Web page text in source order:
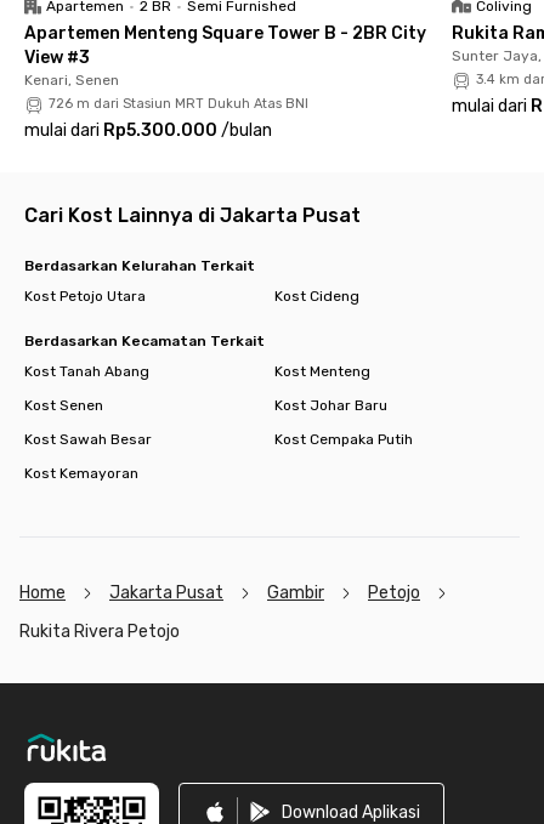
kamu gunakan apabila membawa kendaraan pribadi. Jadi,
sudah tidak sabar untuk tinggal di hunian yang strategis dan
nyaman seperti di Rukita Rivera Petojo ini? Langsung saja
booking online kamar pilihanmu sebelum kehabisan!
Apartemen • 2 BR • Semi Furnished
Apartemen Menteng Square Tower B - 2BR City
View #3
Kenari, Senen
726 m dari Stasiun MRT Dukuh Atas BNI
mulai dari Rp5.300.000 /bulan
Coliving
Rukita
Sunter Jaya,
3.4 km
mulai dari
Cari Kost Lainnya di Jakarta Pusat
Berdasarkan Kelurahan Terkait
Kost Petojo Utara
Kost Cideng
Berdasarkan Kecamatan Terkait
Kost Tanah Abang
Kost Menteng
Kost Senen
Kost Johar Baru
Kost Sawah Besar
Kost Cempaka Putih
Kost Kemayoran
Home Jakarta Pusat Gambir
Petojo
Rukita Rivera Petojo
Download Aplikasi